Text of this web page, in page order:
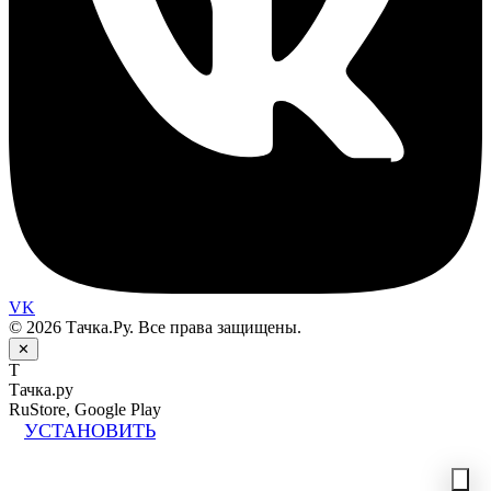
VK
© 2026 Тачка.Ру. Все права защищены.
✕
Т
Тачка.ру
RuStore, Google Play
УСТАНОВИТЬ